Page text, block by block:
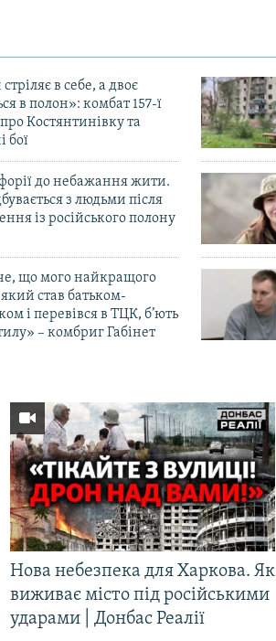
в себе, а двоє
в полон»: комбат 157-ї
Костянтинівку та
бої
до небажання жити.
з людьми після
із російського полону
що мого найкращого
став батьком-
і перевівся в ТЦК, б’ють
– комбриг Габінет
Нова небезпека для Харкова. Як
виживає місто під російськими
ударами | Донбас Реалії